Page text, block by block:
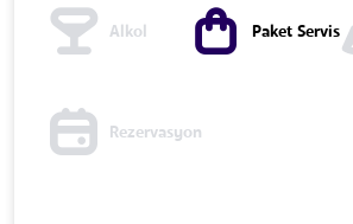
Alkol Paket Servis
Rezervasyon